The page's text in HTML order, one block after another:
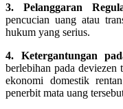
3. Pelanggaran
pencucian uang atau
hukum yang serius.
4. Ketergantungan
berlebihan pada deviezen
ekonomi domestik
penerbit mata uang